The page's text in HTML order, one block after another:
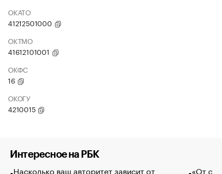
ОКАТО
41212501000
ОКТМО
41612101001
ОКФС
16
ОКОГУ
4210015
Интересное на РБК
Насколько ваш авторитет зависит от
«От